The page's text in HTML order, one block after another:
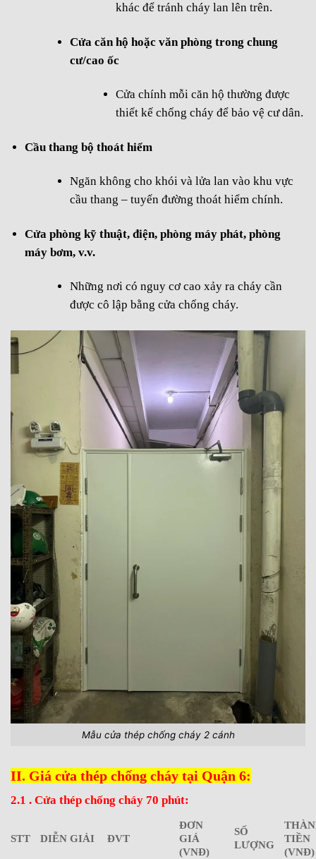
khác để tránh cháy lan lên trên.
Cửa căn hộ hoặc văn phòng trong chung
cư/cao ốc
Cửa chính mỗi căn hộ thường được
thiết kế chống cháy để bảo vệ cư dân.
Cầu thang bộ thoát hiểm
Ngăn không cho khói và lửa lan vào khu vực
cầu thang – tuyến đường thoát hiểm chính.
Cửa phòng kỹ thuật, điện, phòng máy phát, phòng
máy bơm, v.v.
Những nơi có nguy cơ cao xảy ra cháy cần
được cô lập bằng cửa chống cháy.
Mẫu cửa thép chống cháy 2 cánh
II. Giá cửa thép chống cháy tại Quận 6:
2.1 . Cửa thép chống cháy 70 phút:
STT DIỄN GIẢI ĐVT
ĐƠN
GIÁ
(VNĐ)
SỐ
LƯỢNG
TIỀN
(VNĐ)